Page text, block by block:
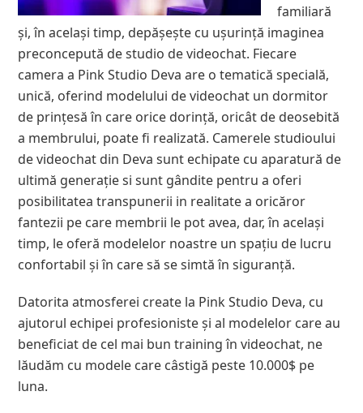
familiară
și, în același timp, depășește cu ușurință imaginea
preconcepută de studio de videochat. Fiecare
camera a Pink Studio Deva are o tematică specială,
unică, oferind modelului de videochat un dormitor
de prințesă în care orice dorință, oricât de deosebită
a membrului, poate fi realizată. Camerele studioului
de videochat din Deva sunt echipate cu aparatură de
ultimă generație si sunt gândite pentru a oferi
posibilitatea transpunerii in realitate a oricăror
fantezii pe care membrii le pot avea, dar, în același
timp, le oferă modelelor noastre un spațiu de lucru
confortabil și în care să se simtă în siguranță.
Datorita atmosferei create la Pink Studio Deva, cu
ajutorul echipei profesioniste și al modelelor care au
beneficiat de cel mai bun training în videochat, ne
lăudăm cu modele care câstigă peste 10.000$ pe
luna.